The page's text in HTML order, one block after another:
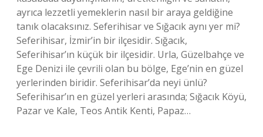
ayrıca lezzetli yemeklerin nasıl bir araya geldiğine
tanık olacaksınız. Seferihisar ve Sığacık aynı yer mi?
Seferihisar, İzmir’in bir ilçesidir. Sığacık,
Seferihisar’ın küçük bir ilçesidir. Urla, Güzelbahçe ve
Ege Denizi ile çevrili olan bu bölge, Ege’nin en güzel
yerlerinden biridir. Seferihisar’da neyi ünlü?
Seferihisar’ın en güzel yerleri arasında; Sığacık Köyü,
Pazar ve Kale, Teos Antik Kenti, Papaz…